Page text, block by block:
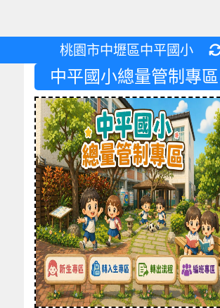
桃園市中壢區中平國小
中平國小總量管制專區